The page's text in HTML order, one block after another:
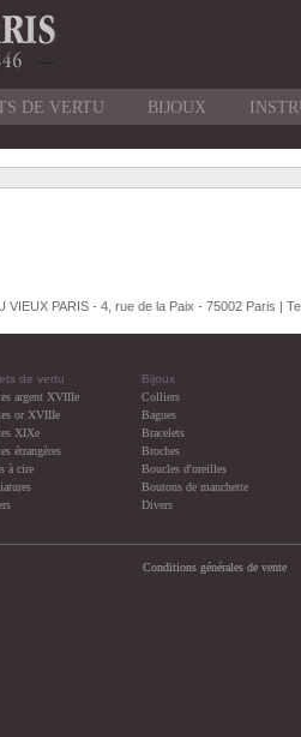
DE VERTU BIJOUX
VIEUX PARIS - 4, rue de la Paix - 75002 Paris |
de vertu
argent XVIIIe
or XVIIIe
XIXe
étrangères
à cire
Bijoux
Colliers
Bagues
Bracelets
Broches
Boucles d'oreilles
Boutons de manchette
Divers
Conditions générales de vente